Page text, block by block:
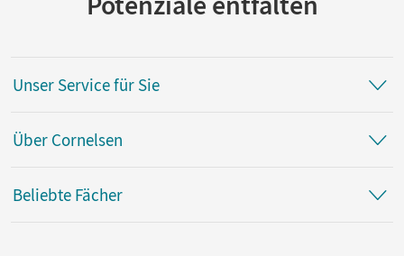
Unser Service für Sie
Über Cornelsen
Beliebte Fächer